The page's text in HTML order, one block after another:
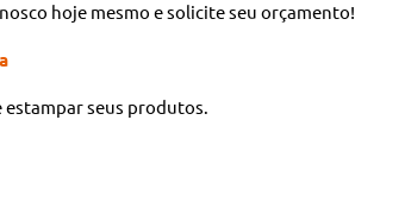
hoje mesmo e solicite seu orçamento!
estampar seus produtos.